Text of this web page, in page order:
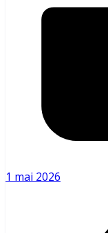
1 mai 2026